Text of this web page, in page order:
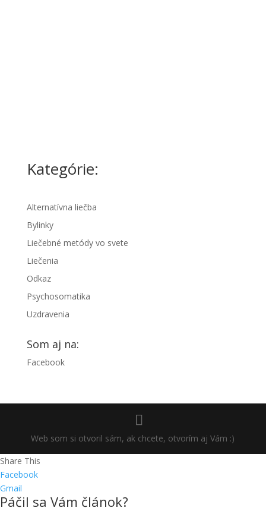
Kategórie:
Alternatívna liečba
Bylinky
Liečebné metódy vo svete
Liečenia
Odkaz
Psychosomatika
Uzdravenia
Som aj na:
Facebook
Web som si otvoril sám, ak chcete, otvorím aj Vám :)
Share This
Facebook
Gmail
Páčil sa Vám článok?